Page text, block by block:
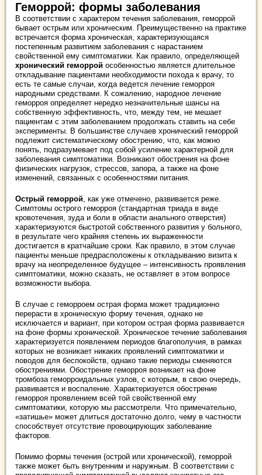
Геморрой: формы заболевания
В соответствии с характером течения заболевания, геморрой
бывает острым или хроническим. Преимущественно на практике
встречается форма хроническая, характеризующаяся
постепенным развитием заболевания с нарастанием
свойственной ему симптоматики. Как правило, определяющей
хронический геморрой особенностью является длительное
откладывание пациентами необходимости похода к врачу, то
есть те самые случаи, когда ведется лечение геморроя
народными средствами. К сожалению, народное лечение
геморроя определяет нередко незначительные шансы на
собственную эффективность, что, между тем, не мешает
пациентам с этим заболеванием продолжать ставить на себе
эксперименты. В большинстве случаев хронический геморрой
подлежит систематическому обострению, что, как можно
понять, подразумевает под собой усиление характерной для
заболевания симптоматики. Возникают обострения на фоне
физических нагрузок, стрессов, запора, а также на фоне
изменений, связанных с особенностями питания.
Острый геморрой, как уже отмечено, развивается реже.
Симптомы острого геморроя (стандартная триада в виде
кровотечения, зуда и боли в области анального отверстия)
характеризуются быстротой собственного развития у больного,
в результате чего крайняя степень их выраженности
достигается в кратчайшие сроки. Как правило, в этом случае
пациенты меньше предрасположены к откладыванию визита к
врачу на неопределенное будущее – интенсивность проявления
симптоматики, можно сказать, не оставляет в этом вопросе
возможности выбора.
В случае с геморроем острая форма может традиционно
перерасти в хроническую форму течения, однако не
исключается и вариант, при котором острая форма развивается
на фоне формы хронической. Хроническое течение заболевания
характеризуется появлением периодов благополучия, в рамках
которых не возникает никаких проявлений симптоматики и
поводов для беспокойств, однако такие периоды сменяются
обострениями. Обострение геморроя возникает на фоне
тромбоза геморроидальных узлов, с которым, в свою очередь,
развивается и воспаление. Характеризуется обострение
геморроя проявлением всей той свойственной ему
симптоматики, которую мы рассмотрели. Что примечательно,
«затишье» может длиться достаточно долго, чему в частности
способствует отсутствие провоцирующих заболевание
факторов.
Помимо формы течения (острой или хронической), геморрой
также может быть внутренним и наружным. В соответствии с